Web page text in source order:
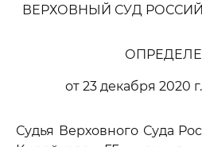
ВЕРХОВНЫЙ СУД
от 23 декабря 2020
Судья Верховного Суда